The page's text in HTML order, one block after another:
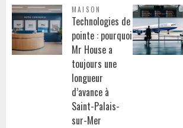
MAISON
Technologies de
pointe : pourquoi
Mr House a
toujours une
longueur
d’avance à
Saint-Palais-
sur-Mer